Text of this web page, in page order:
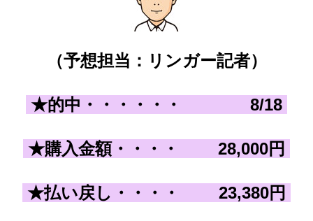
（予想担当：リンガー記者）
★的中・・・・・・ 8/18
★購入金額・・・ ・ 28,000円
★払い戻し ・・・ ・ 23,380円